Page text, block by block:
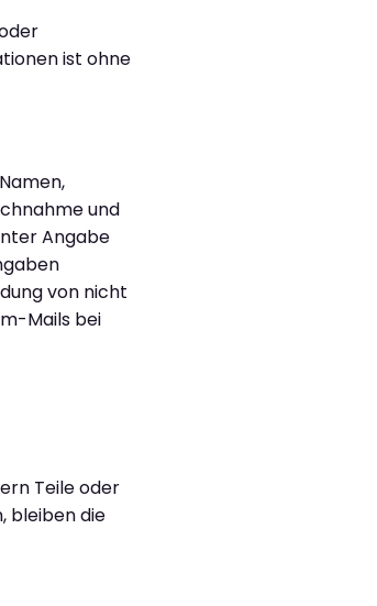
ist ohne
und
Angabe
von nicht
Mails bei
Teile oder
bleiben die